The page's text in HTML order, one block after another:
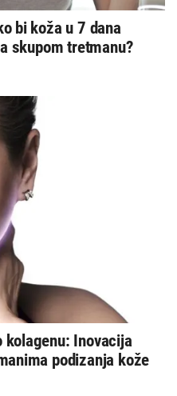
bi koža u 7 dana
skupom tretmanu?
kolagenu: Inovacija
podizanja kože